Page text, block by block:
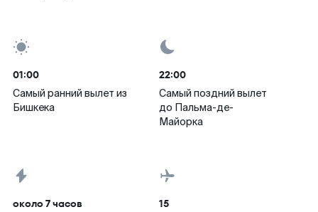
01:00
Самый ранний вылет из
Бишкека
22:00
Самый поздний вылет
до Пальма-де-
Майорка
около 7 часов 15